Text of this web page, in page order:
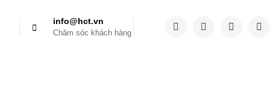
info@hct.vn
Chăm sóc khách hàng